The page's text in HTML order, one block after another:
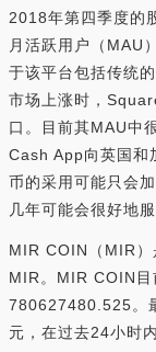
2018年第四季度的
月活跃用户（MAU
于该平台包括传统
市场上涨时，
口。目前其MAU中
Cash App向英国和
币的采用可能只会
几年可能会很好地
MIR COIN（MIR）
MIR。MIR COIN
780627480.525。
元，在过去24小时